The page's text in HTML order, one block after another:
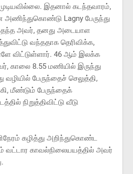
இதனால் கடந்தவாரம்,
அணிந்துகொண்டு Lagny பேருந்து
தந்த அவர், தனது அடையாள
வந்ததாக தெரிவிக்க,
விட்டுள்ளார். 46 ஆம் இலக்க
காலை 8.55 மணியில் இருந்து
பேருந்தைச் செலுத்தி,
மீண்டும் பேருந்தைக்
நிறுத்திவிட்டு வீடு
கழித்து அறிந்துகொண்ட
வட்டார காவல்நிலையயத்தில் அவர்